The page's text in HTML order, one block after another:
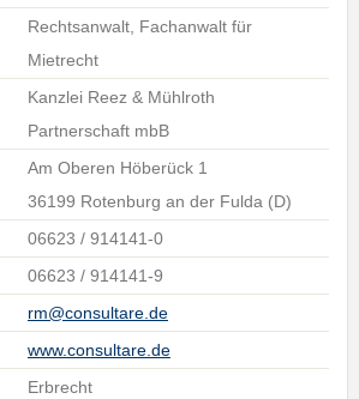
Rechtsanwalt, Fachanwalt für
Mietrecht
Kanzlei Reez & Mühlroth
Partnerschaft mbB
Am Oberen Höberück 1
36199 Rotenburg an der Fulda (D)
06623 / 914141-0
06623 / 914141-9
rm@consultare.de
www.consultare.de
Erbrecht